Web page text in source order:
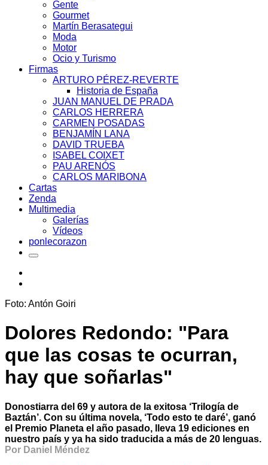
Gente
Gourmet
Martín Berasategui
Moda
Motor
Ocio y Turismo
Firmas
ARTURO PÉREZ-REVERTE
Historia de España
JUAN MANUEL DE PRADA
CARLOS HERRERA
CARMEN POSADAS
BENJAMÍN LANA
DAVID TRUEBA
ISABEL COIXET
PAU ARENÓS
CARLOS MARIBONA
Cartas
Zenda
Multimedia
Galerías
Vídeos
ponlecorazon
Foto: Antón Goiri
Dolores Redondo: "Para
que las cosas te ocurran,
hay que soñarlas"
Donostiarra del 69 y autora de la exitosa ‘Trilogía de
Baztán’. Con su última novela, ‘Todo esto te daré’, ganó
el Premio Planeta el año pasado, lleva 19 ediciones en
nuestro país y ya ha sido traducida a más de 20 lenguas.
Por Daniel Méndez